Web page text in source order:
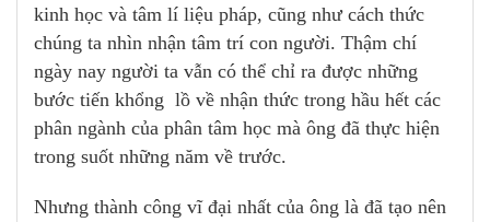
kinh học và tâm lí liệu pháp, cũng như cách thức
chúng ta nhìn nhận tâm trí con người. Thậm chí
ngày nay người ta vẫn có thể chỉ ra được những
bước tiến khổng lồ về nhận thức trong hầu hết các
phân ngành của phân tâm học mà ông đã thực hiện
trong suốt những năm về trước.
Nhưng thành công vĩ đại nhất của ông là đã tạo nên